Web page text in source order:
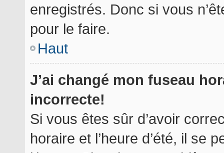
enregistrés. Donc si vous
pour le faire.
Haut
J’ai changé mon fuseau
incorrecte!
Si vous êtes sûr d’avoir
horaire et l’heure d’été, il se